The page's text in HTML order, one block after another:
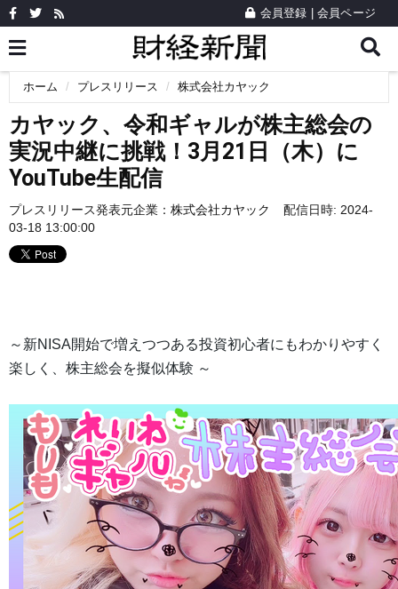
会員登録 会員ページ
ホーム プレスリリース 株式会社カヤック
カヤック、令和ギャルが株主総会の
実況中継に挑戦！3月21日（木）に
YouTube生配信
プレスリリース発表元企業： 株式会社カヤック
配信日時: 2024-
03-18 13:00:00
～新NISA開始で増えつつある投資初心者にもわかりやすく
楽しく、株主総会を擬似体験 ～